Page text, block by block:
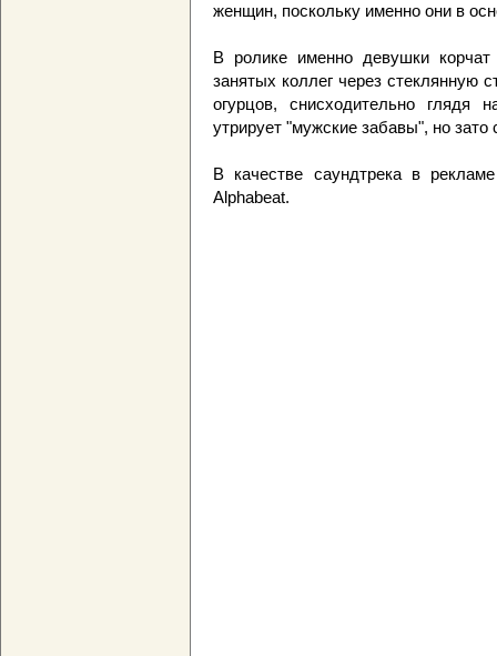
женщин, поскольку именно они в
В ролике именно девушки
занятых коллег через стеклянную
огурцов, снисходительно глядя
утрирует "мужские забавы", но
В качестве саундтрека в
Alphabeat.